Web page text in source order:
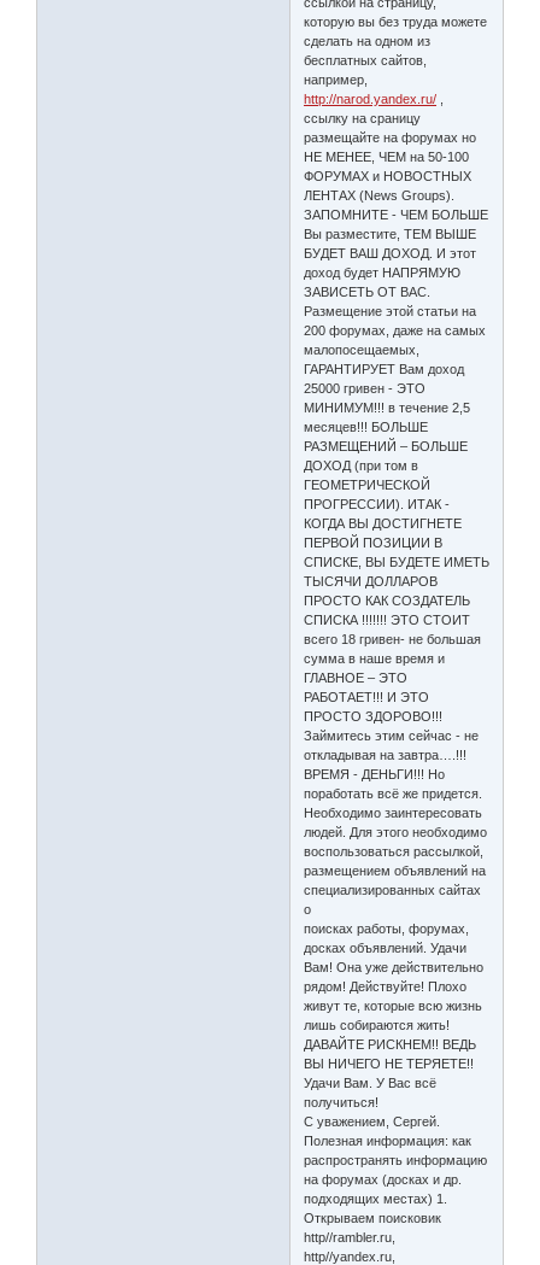
которую вы без труда можете
сделать на одном из
бесплатных сайтов,
например,
http://narod.yandex.ru/
ссылку на сраницу
размещайте на форумах но
НЕ МЕНЕЕ, ЧЕМ на 50-100
ФОРУМАХ и НОВОСТНЫХ
ЛЕНТАХ (News Groups).
ЗАПОМНИТЕ - ЧЕМ БОЛЬШЕ
Вы разместите, ТЕМ ВЫШЕ
БУДЕТ ВАШ ДОХОД. И этот
доход будет НАПРЯМУЮ
ЗАВИСЕТЬ ОТ ВАС.
Размещение этой статьи на
200 форумах, даже на самых
малопосещаемых,
ГАРАНТИРУЕТ Вам доход
25000 гривен - ЭТО
МИНИМУМ!!! в течение 2,5
месяцев!!! БОЛЬШЕ
РАЗМЕЩЕНИЙ – БОЛЬШЕ
ДОХОД (при том в
ГЕОМЕТРИЧЕСКОЙ
ПРОГРЕССИИ). ИТАК -
КОГДА ВЫ ДОСТИГНЕТЕ
ПЕРВОЙ ПОЗИЦИИ В
СПИСКЕ, ВЫ БУДЕТЕ ИМЕТЬ
ТЫСЯЧИ ДОЛЛАРОВ
ПРОСТО КАК СОЗДАТЕЛЬ
СПИСКА !!!!!!! ЭТО СТОИТ
всего 18 гривен- не большая
сумма в наше время и
ГЛАВНОЕ – ЭТО
РАБОТАЕТ!!! И ЭТО
ПРОСТО ЗДОРОВО!!!
Займитесь этим сейчас - не
откладывая на завтра….!!!
ВРЕМЯ - ДЕНЬГИ!!! Но
поработать всё же придется.
Необходимо заинтересовать
людей. Для этого необходимо
воспользоваться рассылкой,
размещением объявлений на
специализированных сайтах
о
поисках работы, форумах,
досках объявлений. Удачи
Вам! Она уже действительно
рядом! Действуйте! Плохо
живут те, которые всю жизнь
лишь собираются жить!
ДАВАЙТЕ РИСКНЕМ!! ВЕДЬ
ВЫ НИЧЕГО НЕ ТЕРЯЕТЕ!!
Удачи Вам. У Вас всё
получиться!
С уважением, Сергей.
Полезная информация: как
распространять информацию
на форумах (досках и др.
подходящих местах) 1.
Открываем поисковик
http//rambler.ru,
http//yandex.ru,